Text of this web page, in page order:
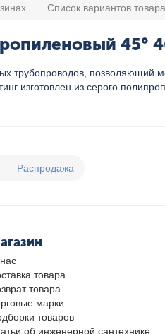
Список вариантов товара
45°
трубопроводов, позволяющий
изготовлен из серого
Распродажа
товара
товара
марки
товаров
об инженерной сантехнике